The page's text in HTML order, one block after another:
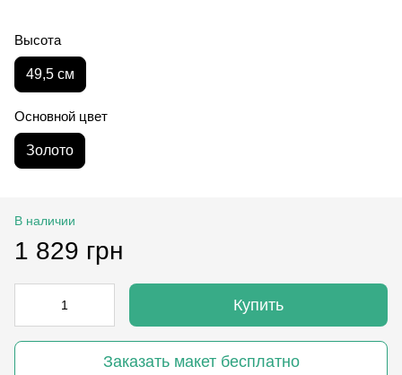
Высота
49,5 см
Основной цвет
Золото
В наличии
1 829 грн
Купить
Заказать макет бесплатно